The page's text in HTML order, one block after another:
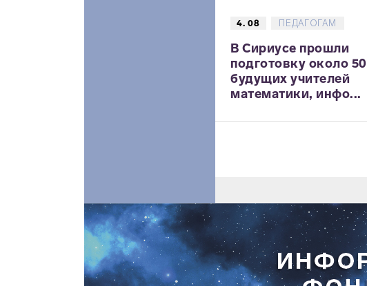
4. 08 ПЕДАГОГАМ
В Сириусе прошли
подготовку около 50
будущих учителей
математики, инфо...